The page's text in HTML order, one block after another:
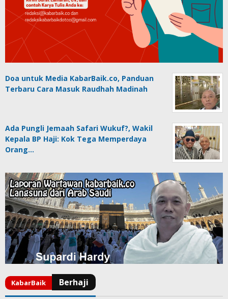
Doa untuk Media KabarBaik.co, Panduan
Terbaru Cara Masuk Raudhah Madinah
Ada Pungli Jemaah Safari Wukuf?, Wakil
Kepala BP Haji: Kok Tega Memperdaya
Orang…